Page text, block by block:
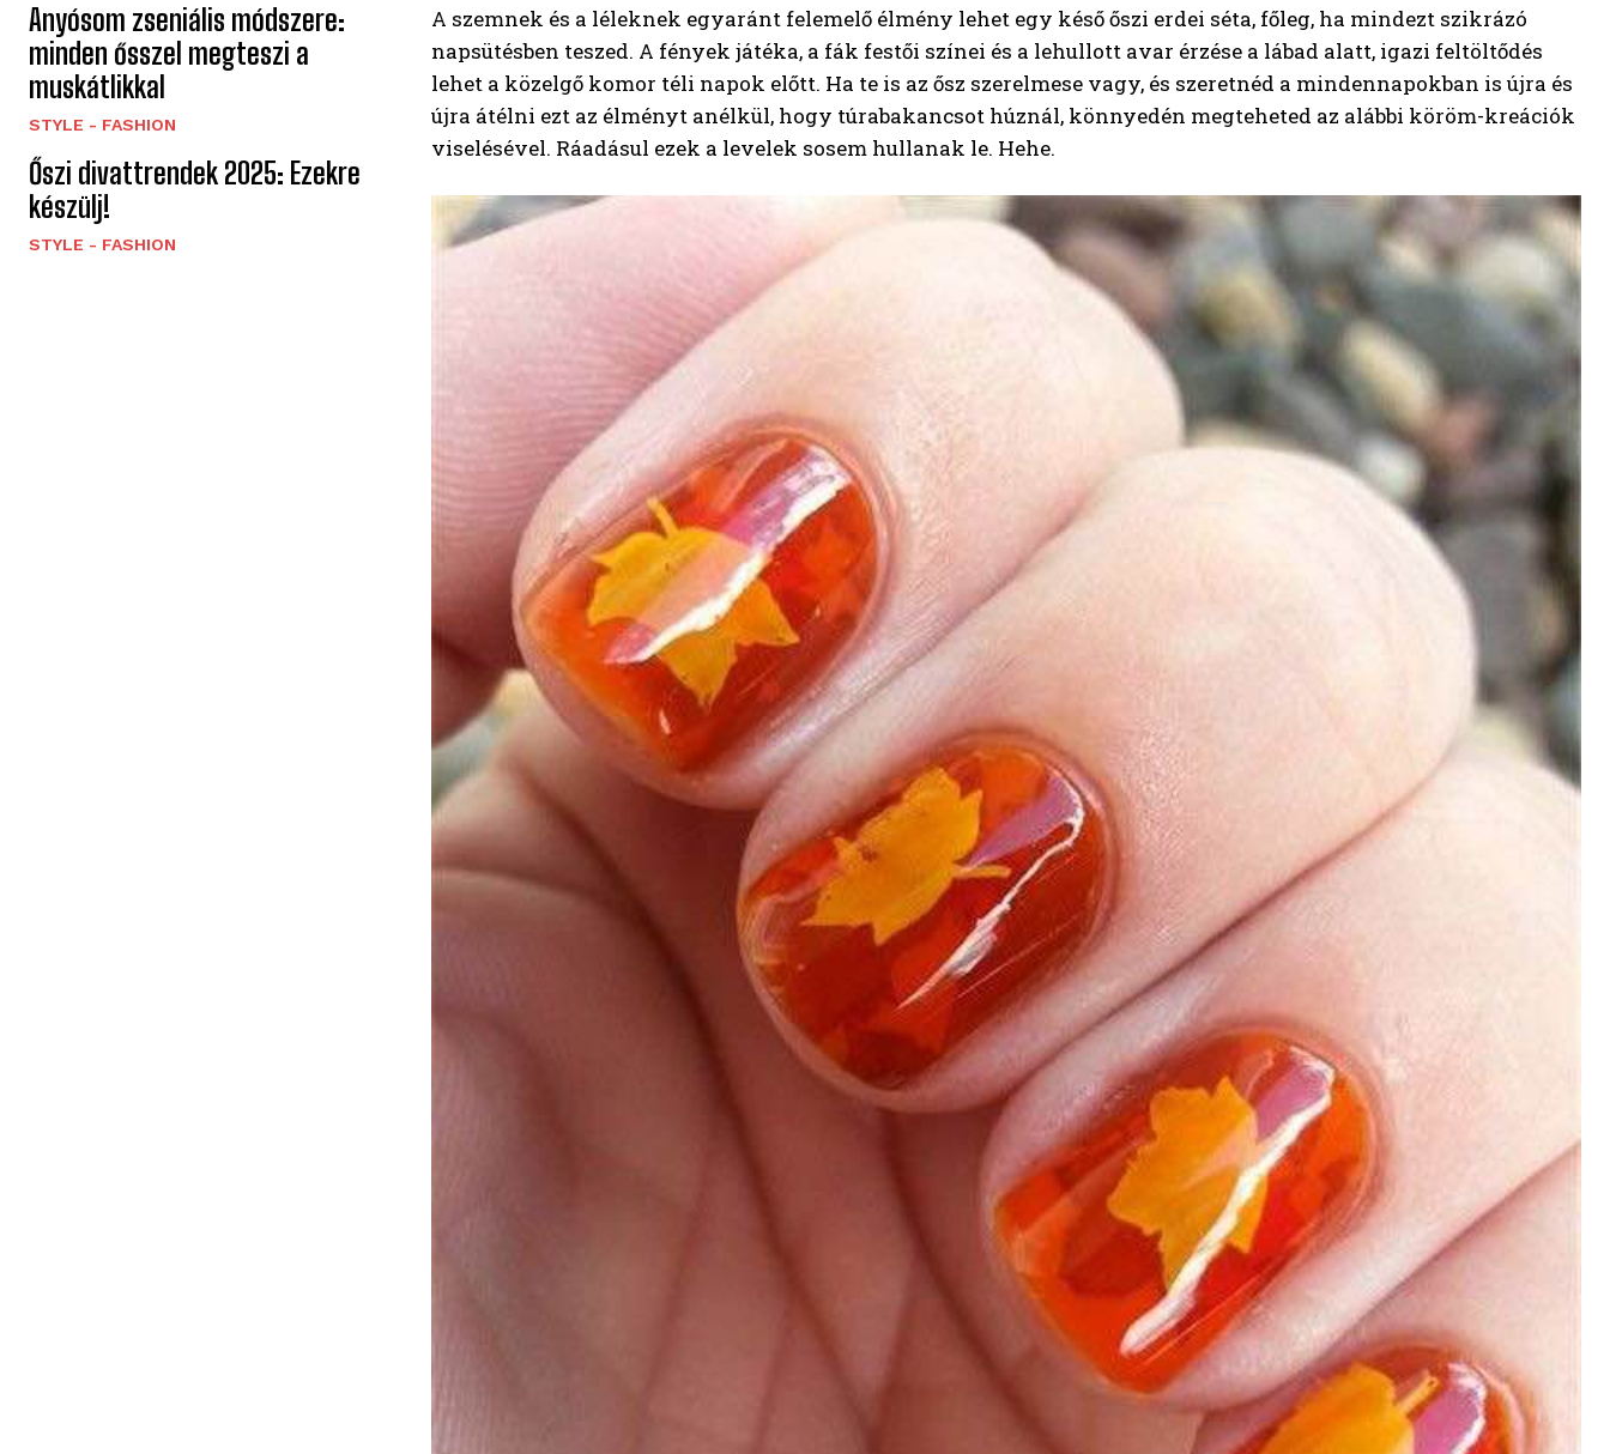
Anyósom zseniális módszere:
minden ősszel megteszi a
muskátlikkal
STYLE - FASHION
Őszi divattrendek 2025: Ezekre
készülj!
STYLE - FASHION
A szemnek és a léleknek egyaránt felemelő élmény lehet egy késő őszi erdei séta, főleg, ha mindezt szikrázó
napsütésben teszed. A fények játéka, a fák festői színei és a lehullott avar érzése a lábad alatt, igazi feltöltődés
lehet a közelgő komor téli napok előtt. Ha te is az ősz szerelmese vagy, és szeretnéd a mindennapokban is újra és
újra átélni ezt az élményt anélkül, hogy túrabakancsot húznál, könnyedén megteheted az alábbi köröm-kreációk
viselésével. Ráadásul ezek a levelek sosem hullanak le. Hehe.